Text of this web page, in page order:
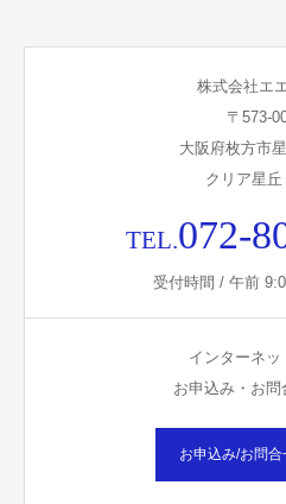
株式会社エ
〒573-
大阪府枚方市
クリア星
TEL.072-
受付時間 / 午前
インターネッ
お申込み・お
お申込み/お問合